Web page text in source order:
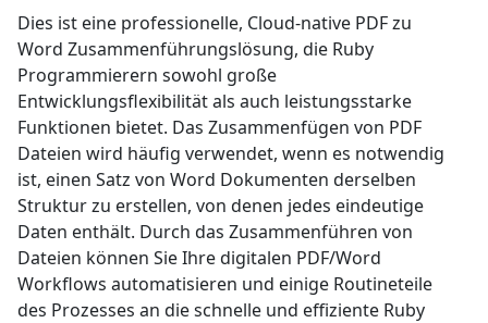
Dies ist eine professionelle, Cloud-native PDF zu
Word Zusammenführungslösung, die Ruby
Programmierern sowohl große
Entwicklungsflexibilität als auch leistungsstarke
Funktionen bietet. Das Zusammenfügen von PDF
Dateien wird häufig verwendet, wenn es notwendig
ist, einen Satz von Word Dokumenten derselben
Struktur zu erstellen, von denen jedes eindeutige
Daten enthält. Durch das Zusammenführen von
Dateien können Sie Ihre digitalen PDF/Word
Workflows automatisieren und einige Routineteile
des Prozesses an die schnelle und effiziente Ruby